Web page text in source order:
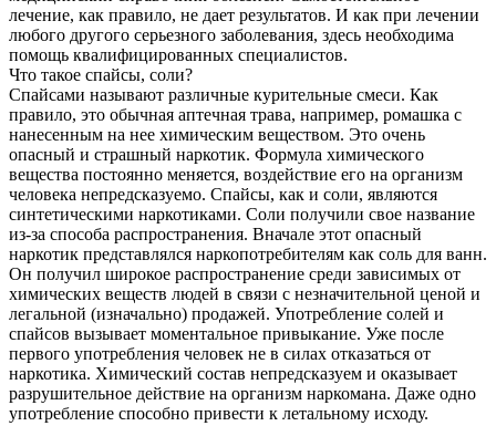
лечение, как правило, не дает результатов. И как при лечении
любого другого серьезного заболевания, здесь необходима
помощь квалифицированных специалистов.
Что такое спайсы, соли?
Спайсами называют различные курительные смеси. Как
правило, это обычная аптечная трава, например, ромашка с
нанесенным на нее химическим веществом. Это очень
опасный и страшный наркотик. Формула химического
вещества постоянно меняется, воздействие его на организм
человека непредсказуемо. Спайсы, как и соли, являются
синтетическими наркотиками. Соли получили свое название
из-за способа распространения. Вначале этот опасный
наркотик представлялся наркопотребителям как соль для ванн.
Он получил широкое распространение среди зависимых от
химических веществ людей в связи с незначительной ценой и
легальной (изначально) продажей. Употребление солей и
спайсов вызывает моментальное привыкание. Уже после
первого употребления человек не в силах отказаться от
наркотика. Химический состав непредсказуем и оказывает
разрушительное действие на организм наркомана. Даже одно
употребление способно привести к летальному исходу.